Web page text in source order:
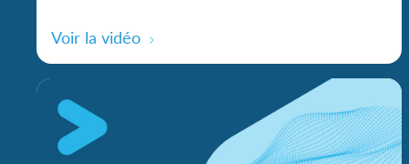
Voir la vidéo